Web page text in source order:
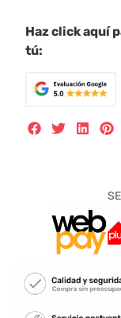
Haz click aquí
tú: